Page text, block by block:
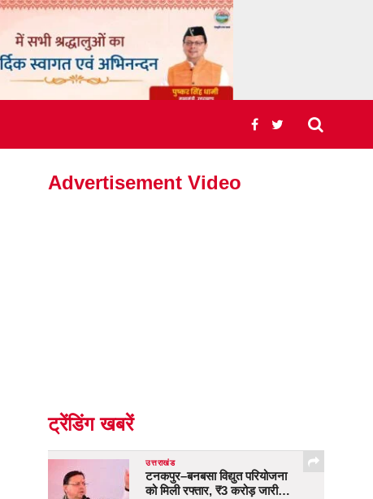
Advertisement Video
ट्रेंडिंग खबरें
उत्तराखंड
टनकपुर–बनबसा विद्युत परियोजना
को मिली रफ्तार, ₹3 करोड़ जारी…